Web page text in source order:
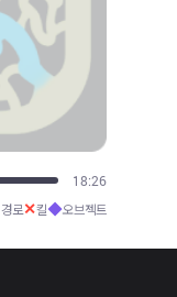
20:13
경로✕킬◆오브젝트